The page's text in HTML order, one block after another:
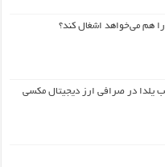
هم می‌خواهد اشغال کند؟
یلدا در صرافی ارز دیجیتال مکسی